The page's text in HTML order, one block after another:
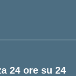
24 ore su 24